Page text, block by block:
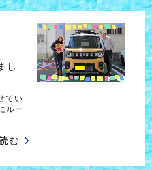
し
てい
ルー
む